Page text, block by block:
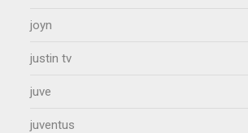
joyn
justin tv
juve
juventus